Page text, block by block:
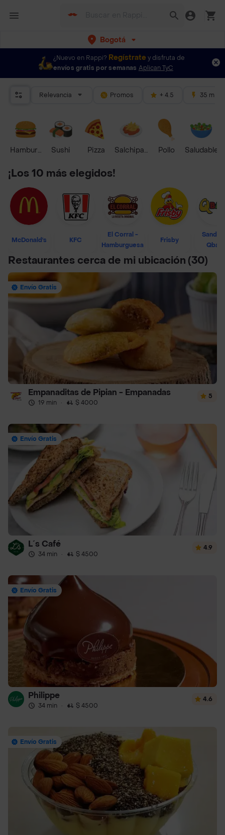
Bogotá
¿Nuevo en Rappi? Regístrate y disfruta de
envíos gratis por semanas Aplican TyC
Relevancia Promos + 4.5 35 mins
HamburguesaSushi Pizza Salchipapas Pollo Saludable
¡Los 10 más elegidos!
McDonald's KFC
El Corral -
Hamburguesa
Frisby
Restaurantes cerca de mi ubicación (30)
Envío Gratis
Empanaditas de Pipian - Empanadas
19 min · $ 4000
5
Envío Gratis
L´s Café
34 min · $ 4500
4.9
Envío Gratis
Philippe
34 min · $ 4500
4.6
Envío Gratis